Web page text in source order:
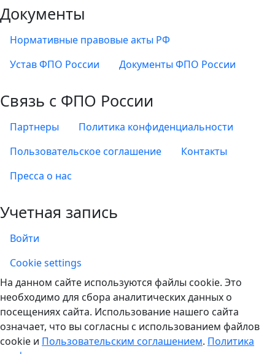
Документы
Нормативные правовые акты РФ
Устав ФПО России
Документы ФПО России
Связь с ФПО России
Партнеры
Политика конфиденциальности
Пользовательское соглашение
Контакты
Пресса о нас
Учетная запись
Войти
Учетная запись
Cookie settings
На данном сайте используются файлы cookie. Это
необходимо для сбора аналитических данных о
посещениях сайта. Использование нашего сайта
означает, что вы согласны с использованием файлов
cookie и Пользовательским соглашением. Политика